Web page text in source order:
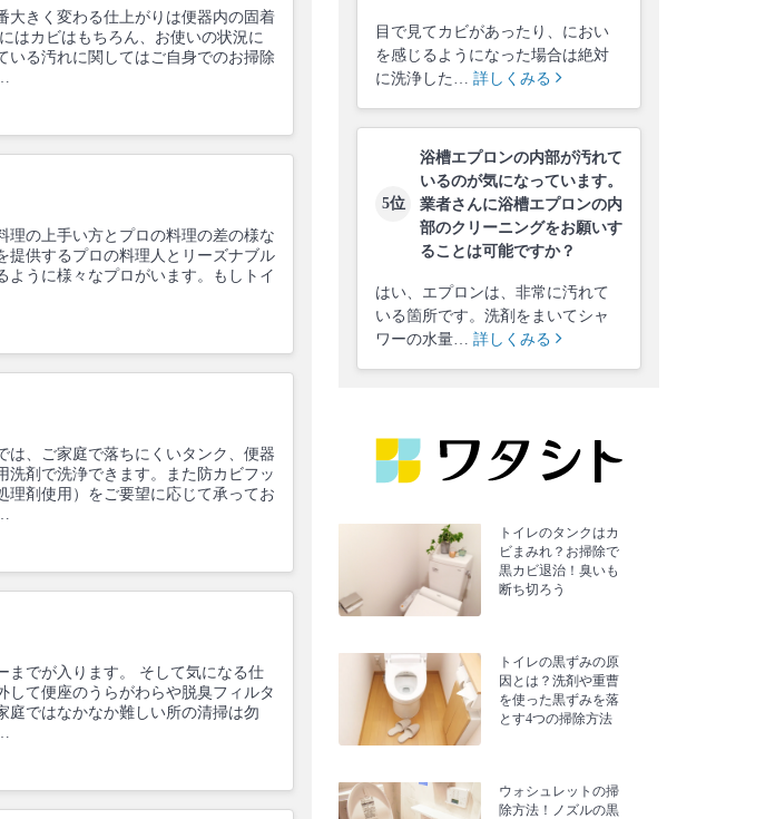
大きく変わる仕上がりは便器内の固着
はカビはもちろん、お使いの状況に
いる汚れに関してはご自身でのお掃除
理の上手い方とプロの料理の差の様な
提供するプロの料理人とリーズナブル
ように様々なプロがいます。もしトイ
は、ご家庭で落ちにくいタンク、便器
剤で洗浄できます。また防カビフッ
理剤使用）をご要望に応じて承ってお
までが入ります。 そして気になる仕
して便座のうらがわらや脱臭フィルタ
庭ではなかなか難しい所の清掃は勿
目で見てカビがあったり、におい
を感じるようになった場合は絶対
に洗浄した… 詳しくみる
5位
浴槽エプロンの内部が汚れて
いるのが気になっています。
業者さんに浴槽エプロンの内
部のクリーニングをお願いす
ることは可能ですか？
はい、エプロンは、非常に汚れて
いる箇所です。洗剤をまいてシャ
ワーの水量… 詳しくみる
トイレのタンクはカ
ビまみれ？お掃除で
黒カビ退治！臭いも
断ち切ろう
トイレの黒ずみの原
因とは？洗剤や重曹
を使った黒ずみを落
とす4つの掃除方法
ウォシュレットの掃
除方法！ノズルの黒